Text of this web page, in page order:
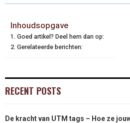
Inhoudsopgave
Goed artikel? Deel hem dan op:
Gerelateerde berichten:
RECENT POSTS
De kracht van UTM tags – Hoe ze